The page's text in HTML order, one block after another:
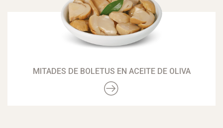
MITADES DE BOLETUS EN ACEITE DE OLIVA